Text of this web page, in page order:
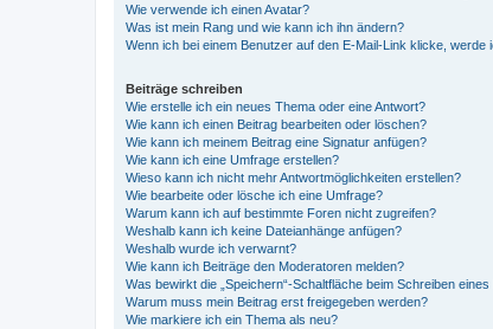
Wie verwende ich einen Avatar?
Was ist mein Rang und wie kann ich ihn ändern?
Wenn ich bei einem Benutzer auf den E-Mail-Link klicke, werde
Beiträge schreiben
Wie erstelle ich ein neues Thema oder eine Antwort?
Wie kann ich einen Beitrag bearbeiten oder löschen?
Wie kann ich meinem Beitrag eine Signatur anfügen?
Wie kann ich eine Umfrage erstellen?
Wieso kann ich nicht mehr Antwortmöglichkeiten erstellen?
Wie bearbeite oder lösche ich eine Umfrage?
Warum kann ich auf bestimmte Foren nicht zugreifen?
Weshalb kann ich keine Dateianhänge anfügen?
Weshalb wurde ich verwarnt?
Wie kann ich Beiträge den Moderatoren melden?
Was bewirkt die „Speichern“-Schaltfläche beim Schreiben
Warum muss mein Beitrag erst freigegeben werden?
Wie markiere ich ein Thema als neu?